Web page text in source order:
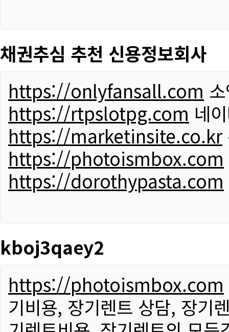
채권추심 추천 신용정보회사
https://onlyfansall.com
https://rtpslotpg.com 네
https://marketinsite.co.kr
https://photoismbox.com
https://dorothypasta.com
kboj3qaey2
https://photoismbox.com
기비용, 장기렌트 상담, 장기